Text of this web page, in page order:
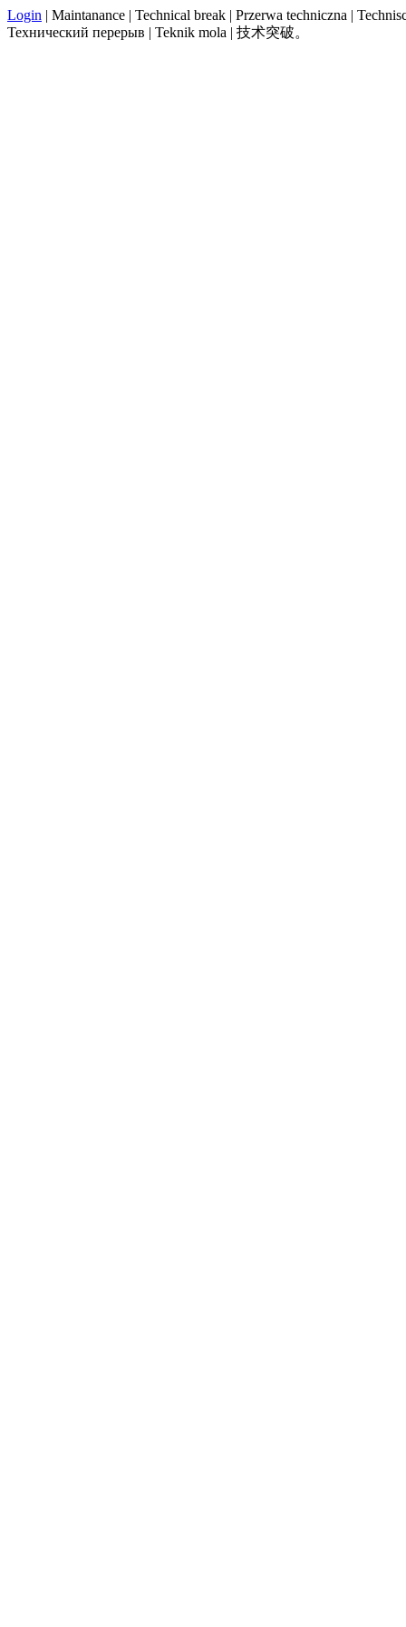
Login | Maintanance | Technical break | Przerwa techniczna |
Технический перерыв | Teknik mola | 技术突破。